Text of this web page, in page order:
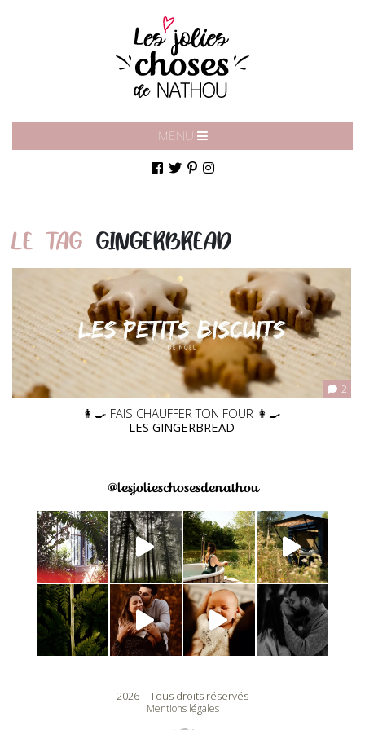
MENU
LE TAGGINGERBREAD
2
👩‍🍳 FAIS CHAUFFER TON FOUR 👩‍🍳
LES GINGERBREAD
@lesjolieschosesdenathou
2026 – Tous droits réservés
Mentions légales